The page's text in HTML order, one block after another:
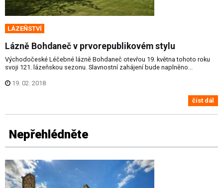
LÁZEŇSTVÍ
Lázně Bohdaneč v prvorepublikovém stylu
Východočeské Léčebné lázně Bohdaneč otevřou 19. května tohoto roku
svoji 121. lázeňskou sezonu. Slavnostní zahájení bude naplněno...
19. 02. 2018
číst dál
Nepřehlédněte